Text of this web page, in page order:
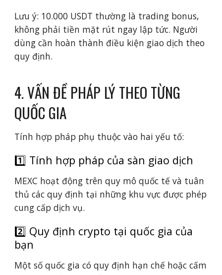
Lưu ý: 10.000 USDT thường là trading bonus,
không phải tiền mặt rút ngay lập tức. Người
dùng cần hoàn thành điều kiện giao dịch theo
quy định.
4. VẤN ĐỀ PHÁP LÝ THEO TỪNG
QUỐC GIA
Tính hợp pháp phụ thuộc vào hai yếu tố:
1️⃣ Tính hợp pháp của sàn giao dịch
MEXC hoạt động trên quy mô quốc tế và tuân
thủ các quy định tại những khu vực được phép
cung cấp dịch vụ.
2️⃣ Quy định crypto tại quốc gia của
bạn
Một số quốc gia có quy định hạn chế hoặc cấm